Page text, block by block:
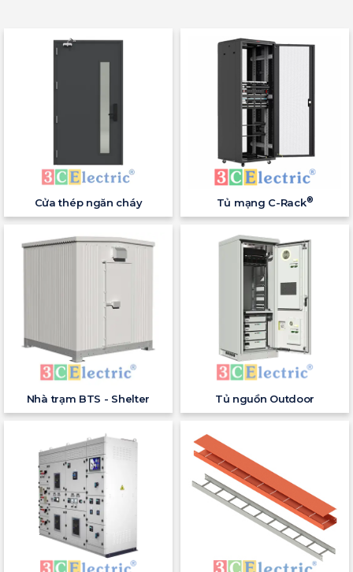
Cửa thép ngăn cháy Tủ mạng C-Rack®
Nhà trạm BTS - Shelter Tủ nguồn Outdoor